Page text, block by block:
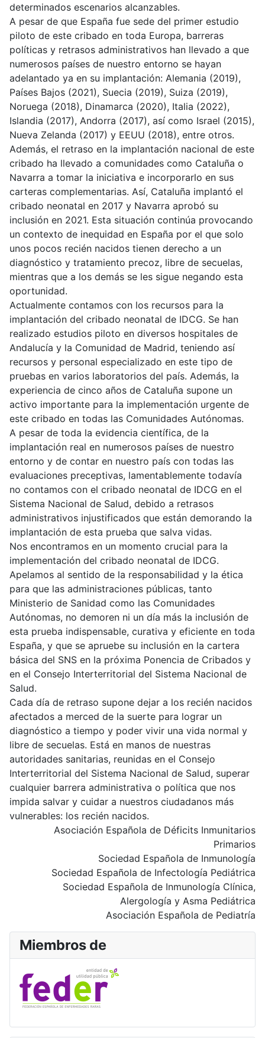
determinados escenarios alcanzables.
A pesar de que España fue sede del primer estudio
piloto de este cribado en toda Europa, barreras
políticas y retrasos administrativos han llevado a que
numerosos países de nuestro entorno se hayan
adelantado ya en su implantación: Alemania (2019),
Países Bajos (2021), Suecia (2019), Suiza (2019),
Noruega (2018), Dinamarca (2020), Italia (2022),
Islandia (2017), Andorra (2017), así como Israel (2015),
Nueva Zelanda (2017) y EEUU (2018), entre otros.
Además, el retraso en la implantación nacional de este
cribado ha llevado a comunidades como Cataluña o
Navarra a tomar la iniciativa e incorporarlo en sus
carteras complementarias. Así, Cataluña implantó el
cribado neonatal en 2017 y Navarra aprobó su
inclusión en 2021. Esta situación continúa provocando
un contexto de inequidad en España por el que solo
unos pocos recién nacidos tienen derecho a un
diagnóstico y tratamiento precoz, libre de secuelas,
mientras que a los demás se les sigue negando esta
oportunidad.
Actualmente contamos con los recursos para la
implantación del cribado neonatal de IDCG. Se han
realizado estudios piloto en diversos hospitales de
Andalucía y la Comunidad de Madrid, teniendo así
recursos y personal especializado en este tipo de
pruebas en varios laboratorios del país. Además, la
experiencia de cinco años de Cataluña supone un
activo importante para la implementación urgente de
este cribado en todas las Comunidades Autónomas.
A pesar de toda la evidencia científica, de la
implantación real en numerosos países de nuestro
entorno y de contar en nuestro país con todas las
evaluaciones preceptivas, lamentablemente todavía
no contamos con el cribado neonatal de IDCG en el
Sistema Nacional de Salud, debido a retrasos
administrativos injustificados que están demorando la
implantación de esta prueba que salva vidas.
Nos encontramos en un momento crucial para la
implementación del cribado neonatal de IDCG.
Apelamos al sentido de la responsabilidad y la ética
para que las administraciones públicas, tanto
Ministerio de Sanidad como las Comunidades
Autónomas, no demoren ni un día más la inclusión de
esta prueba indispensable, curativa y eficiente en toda
España, y que se apruebe su inclusión en la cartera
básica del SNS en la próxima Ponencia de Cribados y
en el Consejo Interterritorial del Sistema Nacional de
Salud.
Cada día de retraso supone dejar a los recién nacidos
afectados a merced de la suerte para lograr un
diagnóstico a tiempo y poder vivir una vida normal y
libre de secuelas. Está en manos de nuestras
autoridades sanitarias, reunidas en el Consejo
Interterritorial del Sistema Nacional de Salud, superar
cualquier barrera administrativa o política que nos
impida salvar y cuidar a nuestros ciudadanos más
vulnerables: los recién nacidos.
Asociación Española de Déficits Inmunitarios
Primarios
Sociedad Española de Inmunología
Sociedad Española de Infectología Pediátrica
Sociedad Española de Inmunología Clínica,
Alergología y Asma Pediátrica
Asociación Española de Pediatría
Miembros de